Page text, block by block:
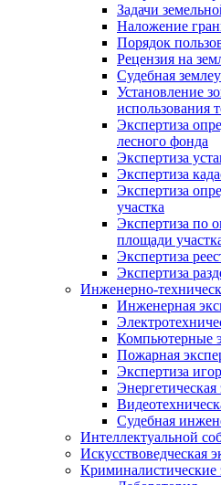
Задачи
Наложение
Порядок
Рецензия на
Судебная
Установление
использования
Экспертиза
лесного фонда
Экспертиза
Экспертиза
Экспертиза
участка
Экспертиза по
площади
Экспертиза
Экспертиза
Инженерно-
Инженерная
Компьютерные
Пожарная
Экспертиза
Энергетическая
Судебная
Интеллектуальной
Искусствоведческая
Криминалистические